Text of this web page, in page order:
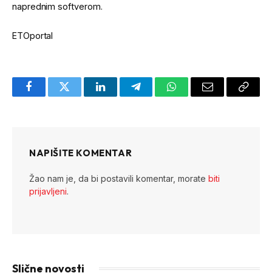
naprednim softverom.
ETOportal
FacebookTwitter LinkedInTelegramWhatsAppEmail
Copy
NAPIŠITE KOMENTAR
Žao nam je, da bi postavili komentar, morate biti
prijavljeni.
Slične novosti